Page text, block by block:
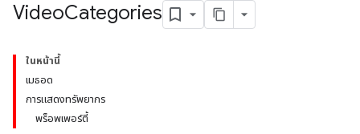
VideoCategories
ในหน้านี้
เมธอด
การแสดงทรัพยากร
พร็อพเพอร์ตี้